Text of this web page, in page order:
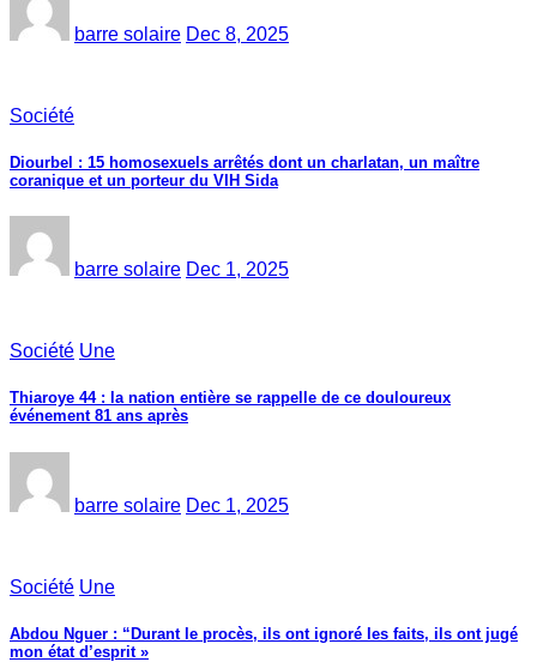
barre solaire Dec 8, 2025
Société
Diourbel : 15 homosexuels arrêtés dont un charlatan, un maître
coranique et un porteur du VIH Sida
barre solaire Dec 1, 2025
Société Une
Thiaroye 44 : la nation entière se rappelle de ce douloureux
événement 81 ans après
barre solaire Dec 1, 2025
Société Une
Abdou Nguer : “Durant le procès, ils ont ignoré les faits, ils ont jugé
mon état d’esprit »